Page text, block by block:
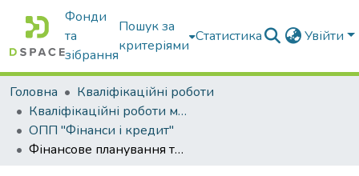
Фонди
та
зібрання
Пошук за
критеріями
Статистика Увійти
Головна
Кваліфікаційні роботи
Кваліфікаційні роботи магістрів
ОПП "Фінанси і кредит"
Фінансове планування та прогнозування діяльності аграрних підприємств